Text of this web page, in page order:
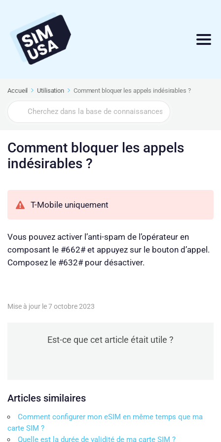
Accueil Utilisation Comment bloquer les appels indésirables ?
Search
For
Comment bloquer les appels
indésirables ?
T-Mobile uniquement
Vous pouvez activer l’anti-spam de l’opérateur en
composant le #662# et appuyez sur le bouton d’appel.
Composez le #632# pour désactiver.
Mise à jour le 7 octobre 2023
Est-ce que cet article était utile ?
Articles similaires
Comment configurer mon eSIM en même temps que ma
carte SIM ?
Quelle est la durée de validité de ma carte SIM ?